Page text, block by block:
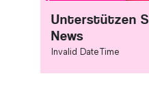
Unterstützen
News
Invalid DateTime